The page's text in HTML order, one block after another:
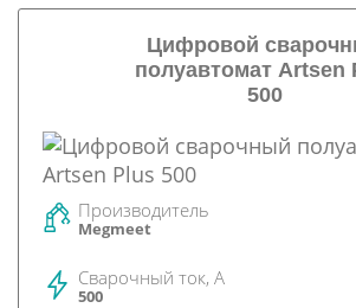
Цифровой
полуавтомат Artsen
500
Производитель
Megmeet
Сварочный ток, А
500